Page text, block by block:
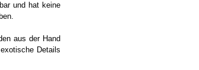
und hat keine
aus der Hand
Details